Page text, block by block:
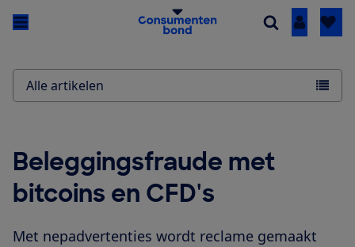
Inloggen
Beleggingsfraude met
bitcoins en CFD's
Met nepadvertenties wordt reclame gemaakt
Alle artikelen